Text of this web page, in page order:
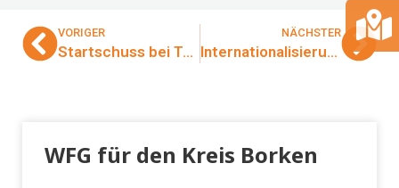
VORIGER
Startschuss bei Trendelkamp – Beschleunigung der Innovation mit KI für das Wissensmanagement
NÄCHSTER
Internationalisierung erfolgreich gestalten
WFG für den Kreis Borken